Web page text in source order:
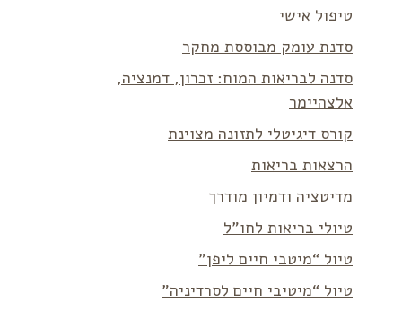
טיפול אישי
סדנת עומק מבוססת מחקר
סדנה לבריאות המוח: זכרון, דמנציה,
אלצהיימר
קורס דיגיטלי לתזונה מצוינת
הרצאות בריאות
מדיטציה ודמיון מודרך
טיולי בריאות לחו”ל
טיול “מיטבי חיים ליפן”
טיול “מיטיבי חיים לסרדיניה”